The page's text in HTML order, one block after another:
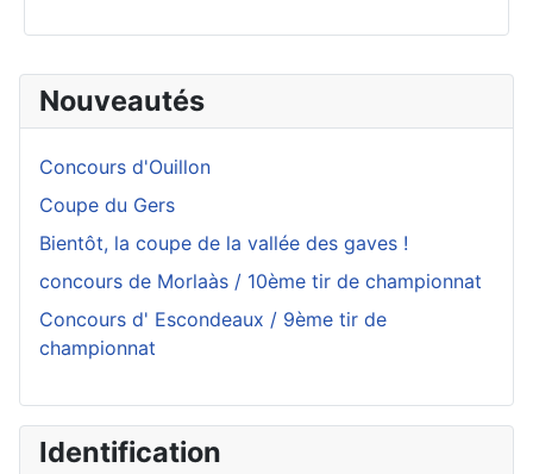
Nouveautés
Concours d'Ouillon
Coupe du Gers
Bientôt, la coupe de la vallée des gaves !
concours de Morlaàs / 10ème tir de championnat
Concours d' Escondeaux / 9ème tir de
championnat
Identification